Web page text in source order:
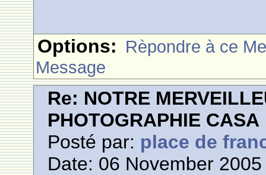
Options: Rèpondre à ce
Message
Re: NOTRE
PHOTOGRAPHIE CASA
Posté par: place de
Date: 06 November